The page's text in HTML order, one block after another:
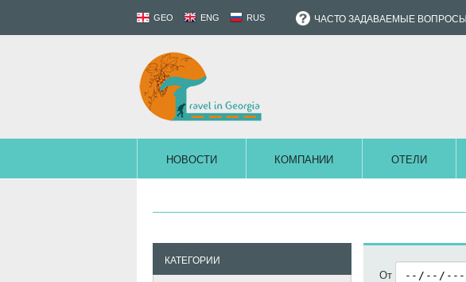
GEO ENG RUS ЧАСТО ЗАДАВАЕМЫЕ ВОПРОСЫ
НОВОСТИ КОМПАНИИ ОТЕЛИ
КАТЕГОРИИ
От